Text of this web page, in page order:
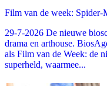
Film van de week:
29-7-2026 De nieuwe
drama en arthouse.
als Film van de Week: de
superheld, waarmee...